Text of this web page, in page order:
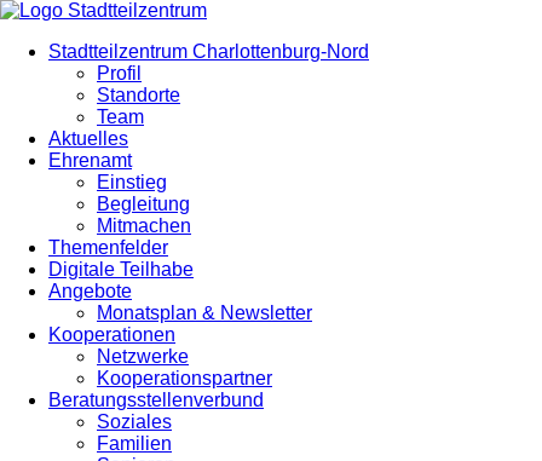
Stadtteilzentrum Charlottenburg-Nord
Profil
Standorte
Team
Aktuelles
Ehrenamt
Einstieg
Begleitung
Mitmachen
Themenfelder
Digitale Teilhabe
Angebote
Monatsplan & Newsletter
Kooperationen
Netzwerke
Kooperationspartner
Beratungsstellenverbund
Soziales
Familien